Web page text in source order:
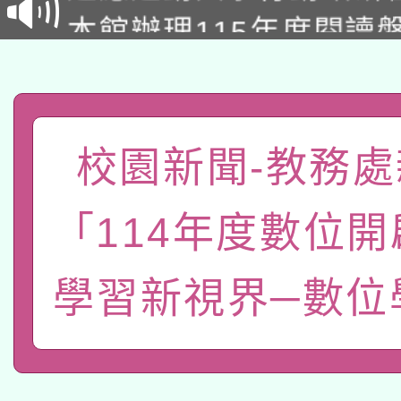
招)
本館辦理115年度閱讀
礎課程
「數位內容與教學軟
有關大陸委員會函釋公
薪期間赴陸應申請許可
轉知經濟部水利署委託
業技術研究院辦理「
用水績優單位及節水達
115年8月22日(星期六
本校115學年度第2次
校園新聞-教務
「114年度數位
學習新視界─數位